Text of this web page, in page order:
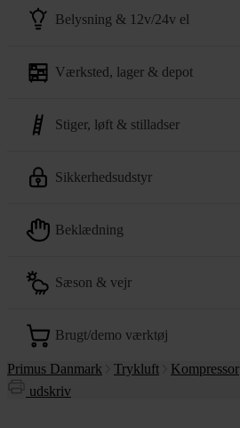
belysning & 12v/24v el
værksted, lager & depot
stiger, løft & stilladser
sikkerhedsudstyr
beklædning
sæson & vejr
brugt/demo værktøj
Primus Danmark Trykluft
Kompressor
udskriv